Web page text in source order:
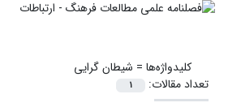
کلیدواژه‌ها = شیطان گرایی
تعداد مقالات:
1